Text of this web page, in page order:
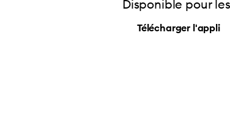
Disponible pour
Télécharger l'appli